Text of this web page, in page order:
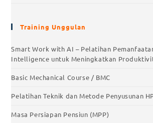
Training Unggulan
Smart Work with AI – Pelatihan
Intelligence untuk Meningkatkan
Basic Mechanical Course / BMC
Pelatihan Teknik dan Metode Penyusunan
Masa Persiapan Pensiun (MPP)